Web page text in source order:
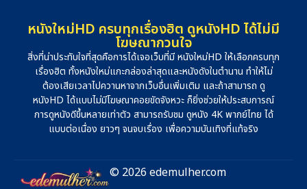
หนังใหม่HD ครบทุกเรื่องฮิต ดูหนังHD ได้ไม่มี
โฆษณากวนใจ
สิ่งที่น่าประทับใจที่สุดคือการได้เจอเว็บที่มี หนังใหม่HD ให้เลือกครบทุก
เรื่องฮิต ทั้งหนังใหม่แกะกล่องล่าสุดและหนังดังในตำนาน ทำให้ไม่
ต้องเสียเวลาไปควานหาจากเว็บอื่นเพิ่มเติม และถ้าสามารถ ดู
หนังHD ได้แบบไม่มีโฆษณาคอยขัดจังหวะ ก็ยิ่งช่วยให้ประสบการณ์
การดูหนังดีขึ้นหลายเท่าตัว สามารถรับชม ดูหนัง 4K พากย์ไทย ได้
แบบต่อเนื่อง ยาวๆ จนจบเรื่อง เพื่อความบันเทิงที่แท้จริง
© 2026 edemulher.com